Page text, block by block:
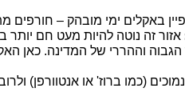
באקלים ימי מובהק – חורפים
אזור זה נוטה להיות מעט חם
הגבוה וההררי של המדינה. כאן
(כמו ברוז' או